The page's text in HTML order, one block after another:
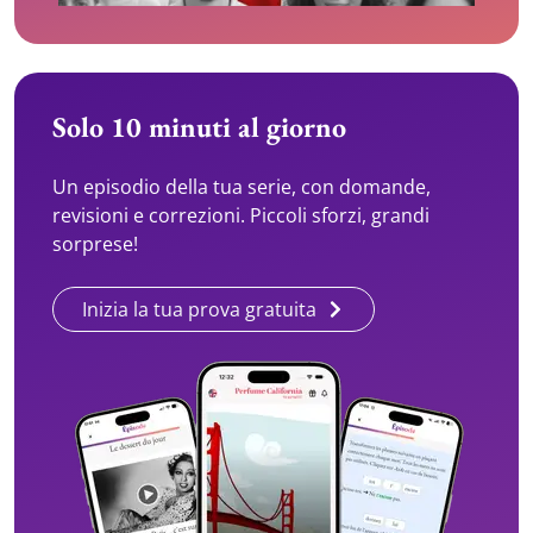
Solo 10 minuti al giorno
Un episodio della tua serie, con domande,
revisioni e correzioni. Piccoli sforzi, grandi
sorprese!
Inizia la tua prova gratuita